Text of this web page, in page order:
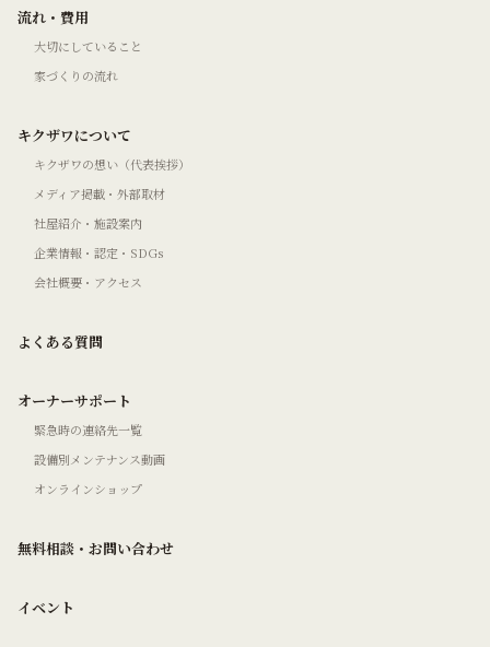
流れ・費用
大切にしていること
家づくりの流れ
キクザワについて
キクザワの想い（代表挨拶）
メディア掲載・外部取材
社屋紹介・施設案内
企業情報・認定・SDGs
会社概要・アクセス
よくある質問
オーナーサポート
緊急時の連絡先一覧
設備別メンテナンス動画
オンラインショップ
無料相談・お問い合わせ
イベント